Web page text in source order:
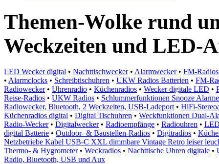
Themen-Wolke rund
Weckzeiten und LED-
LED Wecker digital • Nachttischwecker• Alarmwecker• FM-Radios
• Alarmclocks • Schreibtischuhren • UKW Radios Batterien • FM-
Radiowecker• Uhrenradio • Küchenradios • Wecker digitale LED •
Reise-Radios • UKW Radios • Schlummerfunktionen Snooze
Radiowecker, Bluetooth, 2 Weckzeiten, USB-Ladeport • HiFi-
Küchenradios digital • Digital Tischuhren • Weckfunktionen Dual-
Radio-Wecker• Digitalwecker• Radioempfänge • Radiouhren •
digital Batterie • Outdoor- & Baustellen-Radios • Digitradios •
Netzbetriebe Kabel USB-C XXL dimmbare Vintage Retro leiser
Thermo- & Hygrometer• Weckradios • Nachttische Uhren digitale •
Radio, Bluetooth, USB und Aux